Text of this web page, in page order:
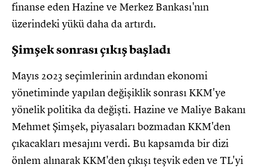
finanse eden Hazine ve Merkez Bankası'nın
üzerindeki yükü daha da artırdı.
Şimşek sonrası çıkış başladı
Mayıs 2023 seçimlerinin ardından ekonomi
yönetiminde yapılan değişiklik sonrası KKM'ye
yönelik politika da değişti. Hazine ve Maliye Bakanı
Mehmet Şimşek, piyasaları bozmadan KKM'den
çıkacakları mesajını verdi. Bu kapsamda bir dizi
önlem alınarak KKM'den çıkışı teşvik eden ve TL'yi